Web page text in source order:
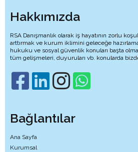
Hakkımızda
RSA Danışmanlık olarak iş hayatının zorlu
arttırmak ve kurum iklimini geleceğe
hukuku ve sosyal güvenlik konuları başta
tüm gelişmeleri, duyuruları vb. konularda
Bağlantılar
Ana Sayfa
Kurumsal